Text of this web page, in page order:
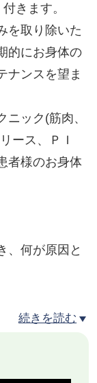
きます。
を取り除いた
的にお身体の
ナンスを望ま
ック(筋肉、
ース、ＰＩ
者様のお身体
、何が原因と
触診し原因箇
骨格の調整
続きを読む